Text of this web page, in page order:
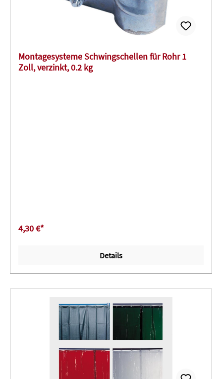
Montagesysteme Schwingschellen für Rohr 1
Zoll, verzinkt, 0.2 kg
4,30 €*
Details